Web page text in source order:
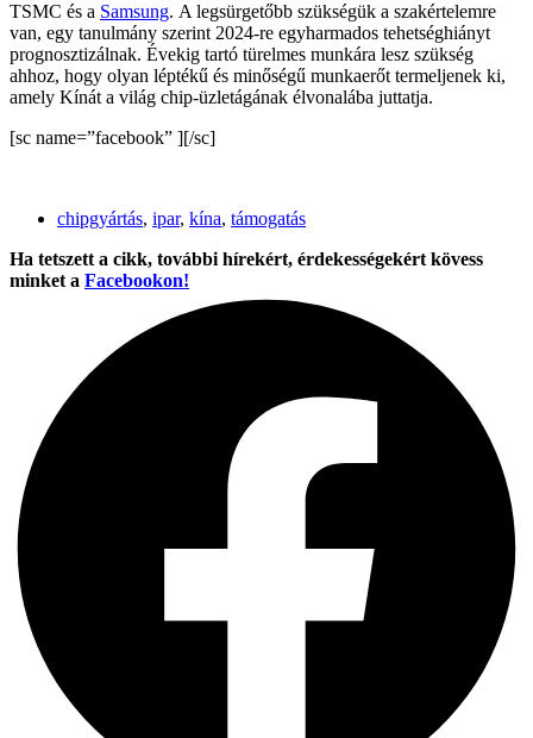
TSMC és a Samsung. A legsürgetőbb szükségük a szakértelemre
van, egy tanulmány szerint 2024-re egyharmados tehetséghiányt
prognosztizálnak. Évekig tartó türelmes munkára lesz szükség
ahhoz, hogy olyan léptékű és minőségű munkaerőt termeljenek ki,
amely Kínát a világ chip-üzletágának élvonalába juttatja.
[sc name=”facebook” ][/sc]
chipgyártás, ipar, kína, támogatás
Ha tetszett a cikk, további hírekért, érdekességekért kövess
minket a Facebookon!